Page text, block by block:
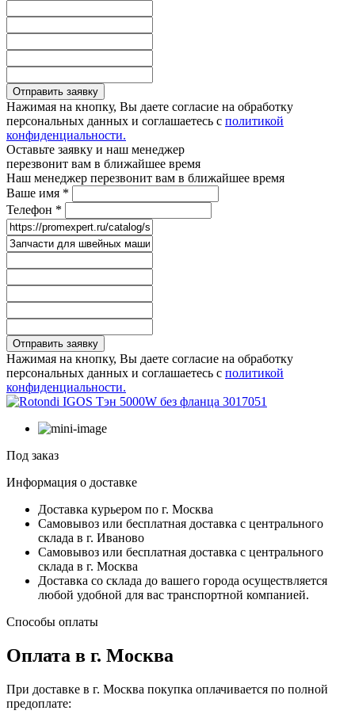
Отправить заявку
Нажимая на кнопку, Вы даете согласие на обработку
персональных данных и соглашаетесь с политикой
конфиденциальности.
Оставьте заявку и наш менеджер
перезвонит вам в ближайшее время
Наш менеджер перезвонит вам в ближайшее время
Ваше имя *
Телефон *
Отправить заявку
Нажимая на кнопку, Вы даете согласие на обработку
персональных данных и соглашаетесь с политикой
конфиденциальности.
Под заказ
Информация о доставке
Доставка курьером по г. Москва
Самовывоз или бесплатная доставка с центрального
склада в г. Иваново
Самовывоз или бесплатная доставка с центрального
склада в г. Москва
Доставка со склада до вашего города осуществляется
любой удобной для вас транспортной компанией.
Способы оплаты
Оплата в г. Москва
При доставке в г. Москва покупка оплачивается по полной
предоплате: